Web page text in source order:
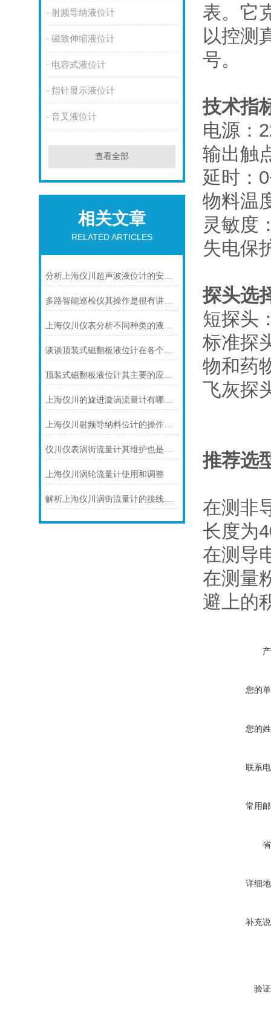
射频导纳液位计
磁致伸缩液位计
电容式液位计
指针显示液位计
音叉液位计
查看全部
相关文章
RELATED ARTICLES
分析上海仪川超声波液位计的安装原理
多路智能巡检仪其操作是很有讲究的
上海仪川仪表分析不同种类的液位变送器
谈谈顶装式磁翻板液位计在各个方面的注意事项
顶装式磁翻板液位计其主要的应用领域及具体用途
上海仪川的旋进漩涡流量计有哪些技术参数
上海仪川射频导纳料位计的操作小技巧
仪川仪表涡街流量计其维护也是有要领的
上海仪川涡轮流量计使用和调整
解析上海仪川涡街流量计的接线情况
表。它
以控测
号。
技术指
电源：
输出触
延时：
物料温
灵敏度
失电保
探头选
短探头
标准探
物和药
飞灰探
推荐选
在测非
长度为
在测导
在测量
避上的
您的
您的
联系
常用
详细
补充
验